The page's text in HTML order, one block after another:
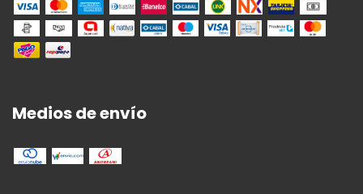
Medios de envío